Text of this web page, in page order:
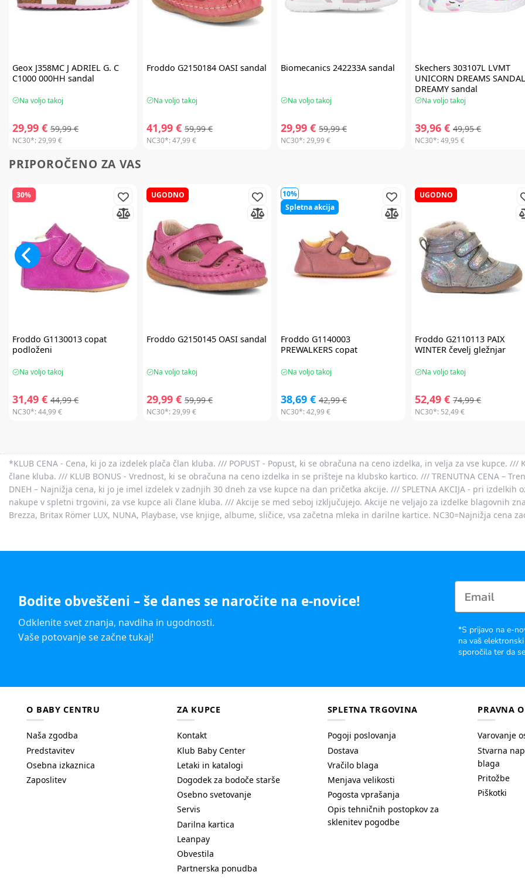
Geox J358MC J ADRIEL G. C
C1000 000HH sandal
Na voljo takoj
29,99 € 59,99 €
NC30*:29,99 €
Froddo G2150184 OASI sandal
Na voljo takoj
41,99 € 59,99 €
NC30*:47,99 €
Biomecanics 242233A sandal
Na voljo takoj
29,99 € 59,99 €
NC30*:29,99 €
Skechers 303107L LVMT
UNICORN DREAMS
DREAMY sandal
Na voljo takoj
39,96 € 49,95 €
NC30*:49,95 €
PRIPOROČENO ZA VAS
30%
Froddo G1130013 copat
podloženi
Na voljo takoj
31,49 € 44,99 €
NC30*:44,99 €
UGODNO
Froddo G2150145 OASI sandal
Na voljo takoj
29,99 € 59,99 €
NC30*:29,99 €
10%
Spletna akcija
Froddo G1140003
PREWALKERS copat
Na voljo takoj
38,69 € 42,99 €
NC30*:42,99 €
UGODNO
Froddo G2110113 PAIX
WINTER čevelj gležnjar
Na voljo takoj
52,49 € 74,99 €
NC30*: 52,49 €
*KLUB CENA - Cena, ki jo za izdelek plača član kluba. /// POPUST - Popust, ki se obračuna na ceno izdelka, in velja za vse kupce. ///
člane kluba. /// KLUB BONUS - Vrednost, ki se obračuna na ceno izdelka in se prišteje na klubsko kartico. /// TRENUTNA CENA –
DNEH – Najnižja cena, ki jo je imel izdelek v zadnjih 30 dneh za vse kupce na dan pričetka akcije. /// SPLETNA AKCIJA - pri
nakupe v spletni trgovini, za vse kupce ali člane kluba. /// Akcije se med seboj izključujejo. Akcije ne veljajo za izdelke blagovnih
Brezza, Britax Römer LUX, NUNA, Playbase, vse knjige, albume, sličice, vsa začetna mleka in darilne kartice. NC30=Najnižja cena
Bodite obveščeni – še danes se naročite na e-novice!
Odklenite svet znanja, navdiha in ugodnosti.
Vaše potovanje se začne tukaj!
*S prijavo na e-
na vaš
sporočila ter da
O BABY CENTRU
Naša zgodba
Predstavitev
Osebna izkaznica
Zaposlitev
ZA KUPCE
Kontakt
Klub Baby Center
Letaki in katalogi
Dogodek za bodoče starše
Osebno svetovanje
Servis
Darilna kartica
Leanpay
Obvestila
Partnerska ponudba
SPLETNA TRGOVINA
Pogoji poslovanja
Dostava
Vračilo blaga
Menjava velikosti
Pogosta vprašanja
Opis tehničnih postopkov za
sklenitev pogodbe
PRAVNA
Varovanje
Stvarna
blaga
Pritožbe
Piškotki